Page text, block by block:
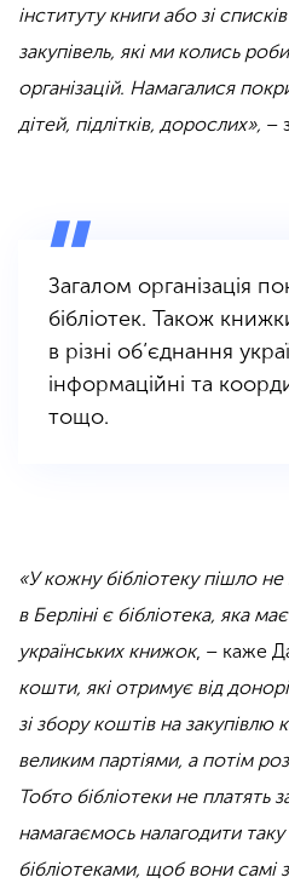
інституту книги або зі
закупівель, які ми колись
організацій. Намагалися
дітей, підлітків, дорослих», –
Загалом організація
бібліотек. Також
в різні об’єднання
інформаційні та
тощо.
«У кожну бібліотеку пішло
в Берліні є бібліотека, яка
українських книжок, – каже
кошти, які отримує від
зі збору коштів на
великим партіями, а потім
Тобто бібліотеки не платять
намагаємось налагодити
бібліотеками, щоб вони самі